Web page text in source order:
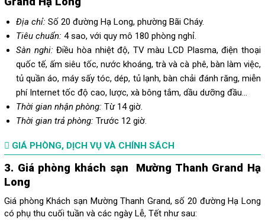
Địa chỉ: Số 20 đường Hạ Long, phường Bãi Cháy.
Tiêu chuẩn: 4 sao, với quy mô 180 phòng nghỉ.
Sàn nghi: Điều hòa nhiệt độ, TV màu LCD Plasma, điện thoại
quốc tế, ấm siêu tốc, nước khoáng, trà và cà phê, bàn làm việc,
tủ quần áo, máy sấy tóc, dép, tủ lạnh, bàn chải đánh răng, miễn
phí Internet tốc độ cao, lược, xà bông tắm, dầu dưỡng đầu...
Thời gian nhận phòng: Từ 14 giờ.
Thời gian trả phòng: Trước 12 giờ.
GIÁ PHÒNG, DỊCH VỤ VÀ CHÍNH SÁCH
3. Giá phòng khách sạn Mường Thanh Grand Hạ
Long
Giá phòng Khách sạn Mường Thanh Grand, số 20 đường Hạ Long
có phụ thu cuối tuần và các ngày Lễ, Tết như sau: